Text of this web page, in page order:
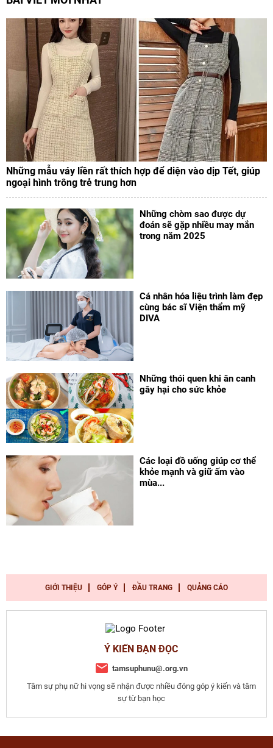
Những mẫu váy liền rất thích hợp để diện vào dịp Tết, giúp
ngoại hình trông trẻ trung hơn
Những chòm sao được dự
đoán sẽ gặp nhiều may mắn
trong năm 2025
Cá nhân hóa liệu trình làm đẹp
cùng bác sĩ Viện thẩm mỹ
DIVA
Những thói quen khi ăn canh
gây hại cho sức khỏe
Các loại đồ uống giúp cơ thể
khỏe mạnh và giữ ấm vào
mùa...
GIỚI THIỆU GÓP Ý ĐẦU TRANG QUẢNG CÁO
Ý KIẾN BẠN ĐỌC
tamsuphunu@.org.vn
Tâm sự phụ nữ hi vọng sẽ nhận được nhiều đóng góp ý kiến và tâm
sự từ bạn học